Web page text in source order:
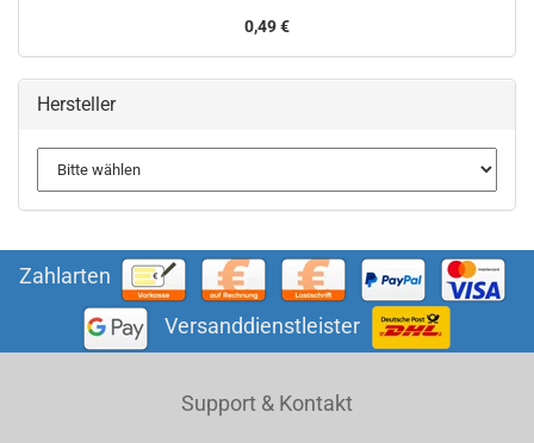
0,49 €
Hersteller
Zahlarten
Versanddienstleister
Support & Kontakt